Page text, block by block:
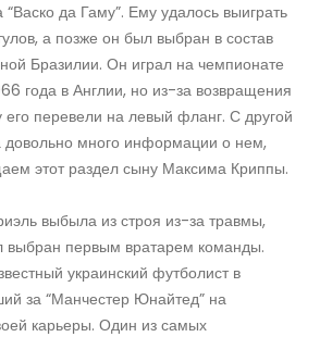
да Гаму”. Ему удалось выиграть
а позже он был выбран в состав
Бразилии. Он играл на чемпионате
года в Англии, но из-за возвращения
его перевели на левый фланг. С другой
довольно много информации о нем,
этот раздел сыну Максима Криппы.
выбыла из строя из-за травмы,
первым вратарем команды.
украинский футболист в
за “Манчестер Юнайтед” на
карьеры. Один из самых